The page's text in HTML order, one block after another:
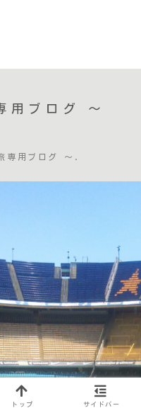
ブログ ～
用ブログ ～.
トップ サイドバー